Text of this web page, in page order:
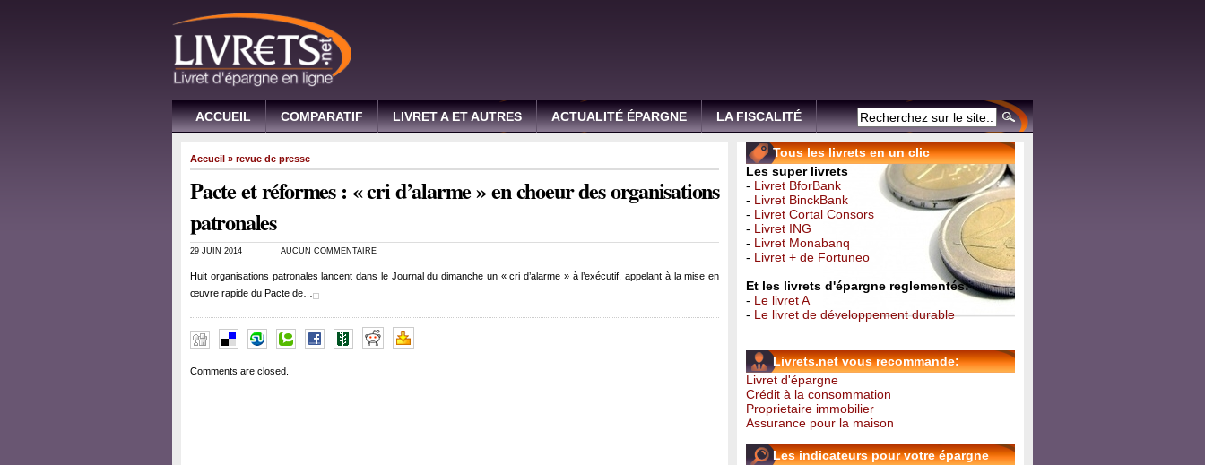
ACCUEIL COMPARATIF LIVRET A ET AUTRES ACTUALITÉ ÉPARGNE LA FISCALITÉ
Accueil » revue de presse
Pacte et réformes : « cri d’alarme » en choeur des organisations
patronales
29 JUIN 2014 AUCUN COMMENTAIRE
Huit organisations patronales lancent dans le Journal du dimanche un « cri d’alarme » à l’exécutif, appelant à la mise en
œuvre rapide du Pacte de…
Comments are closed.
Tous les livrets en un clic
Les super livrets
- Livret BforBank
- Livret BinckBank
- Livret Cortal Consors
- Livret ING
- Livret Monabanq
- Livret + de Fortuneo
Et les livrets d'épargne reglementés:
- Le livret A
- Le livret de développement durable
Livrets.net vous recommande:
Livret d'épargne
Crédit à la consommation
Proprietaire immobilier
Assurance pour la maison
Les indicateurs pour votre épargne